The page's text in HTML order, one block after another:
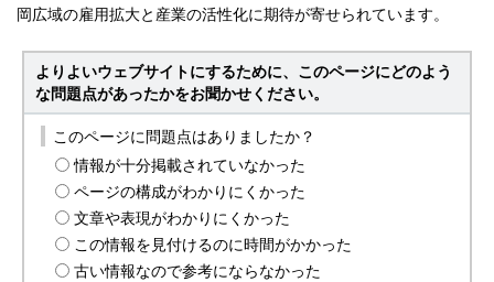
岡広域の雇用拡大と産業の活性化に期待が寄せられています。
よりよいウェブサイトにするために、このページにどのよう
な問題点があったかをお聞かせください。
このページに問題点はありましたか？
情報が十分掲載されていなかった
ページの構成がわかりにくかった
文章や表現がわかりにくかった
この情報を見付けるのに時間がかかった
古い情報なので参考にならなかった